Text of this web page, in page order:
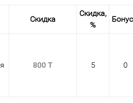
Скидка
Скидка,
%
800 T 5 0